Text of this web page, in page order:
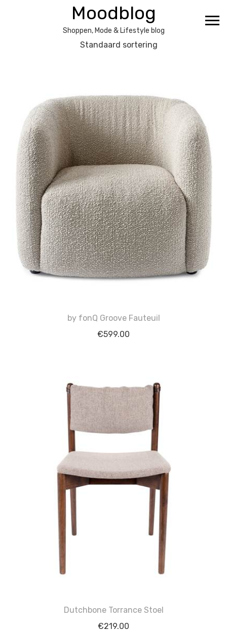
Moodblog
Shoppen, Mode & Lifestyle blog
by fonQ Groove Fauteuil
€599.00
Dutchbone Torrance Stoel
€219.00